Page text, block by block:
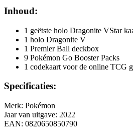
Inhoud:
1 geëtste holo Dragonite VStar
1 holo Dragonite V
1 Premier Ball deckbox
9 Pokémon Go Booster Packs
1 codekaart voor de online TCG
Specificaties:
Merk: Pokémon
Jaar van uitgave: 2022
EAN: 0820650850790